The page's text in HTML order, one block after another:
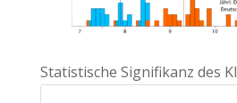
Statistische Signifikanz des